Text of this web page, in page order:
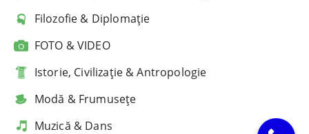
Filozofie & Diplomație
FOTO & VIDEO
Istorie, Civilizație & Antropologie
Modă & Frumusețe
Muzică & Dans